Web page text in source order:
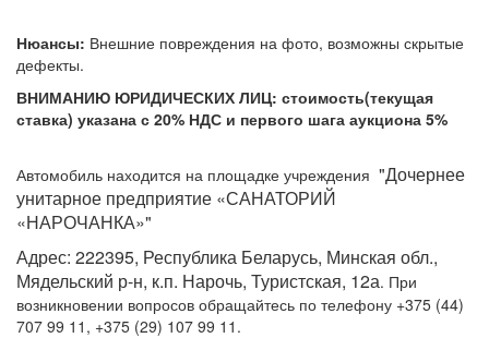
Нюансы: Внешние повреждения на фото, возможны скрытые
дефекты.
ВНИМАНИЮ ЮРИДИЧЕСКИХ ЛИЦ: стоимость(текущая
ставка) указана с 20% НДС и первого шага аукциона 5%
Автомобиль находится на площадке учреждения "Дочернее
унитарное предприятие «САНАТОРИЙ
«НАРОЧАНКА»"
Адрес: 222395, Республика Беларусь, Минская обл.,
Мядельский р-н, к.п. Нарочь, Туристская, 12а. При
возникновении вопросов обращайтесь по телефону +375 (44)
707 99 11, +375 (29) 107 99 11.